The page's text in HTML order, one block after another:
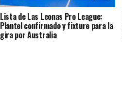
Lista de Las Leonas Pro League:
Plantel confirmado y fixture para la
gira por Australia